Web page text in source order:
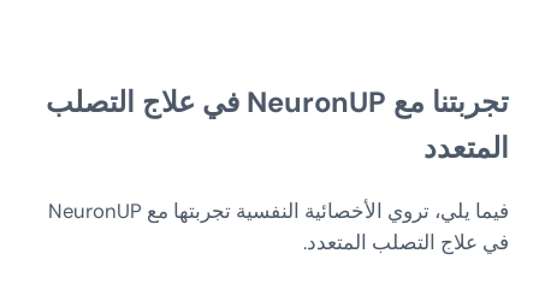
تجربتنا مع NeuronUP في علاج التصلب
المتعدد
فيما يلي، تروي الأخصائية النفسية تجربتها مع NeuronUP
في علاج التصلب المتعدد.